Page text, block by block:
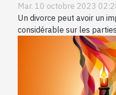
Mar. 10 octobre 2023
Un divorce peut avoir un
considérable sur les